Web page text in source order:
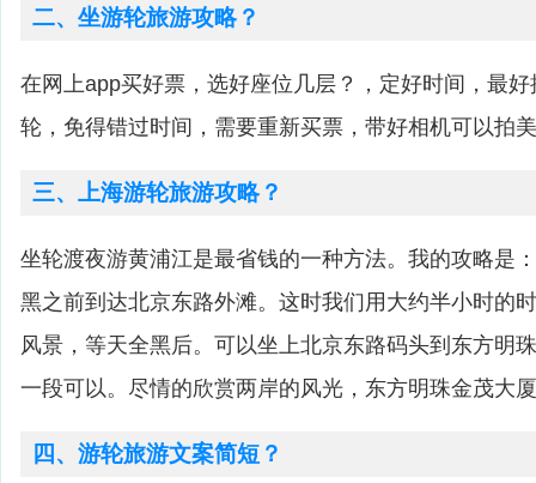
二、坐游轮旅游攻略？
在网上app买好票，选好座位几层？，定好时间，最
轮，免得错过时间，需要重新买票，带好相机可以拍
三、上海游轮旅游攻略？
坐轮渡夜游黄浦江是最省钱的一种方法。我的攻略是
黑之前到达北京东路外滩。这时我们用大约半小时的
风景，等天全黑后。可以坐上北京东路码头到东方明
一段可以。尽情的欣赏两岸的风光，东方明珠金茂大
四、游轮旅游文案简短？